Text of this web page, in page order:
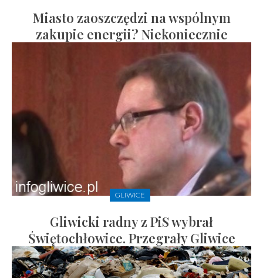
Miasto zaoszczędzi na wspólnym
zakupie energii? Niekoniecznie
GLIWICE
Gliwicki radny z PiS wybrał
Świętochłowice. Przegrały Gliwice